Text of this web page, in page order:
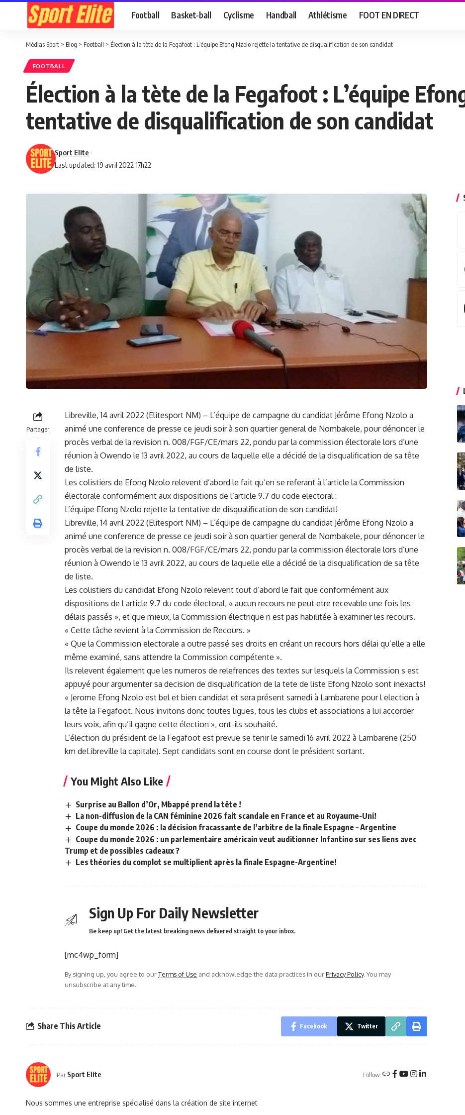
Football Basket-ball Cyclisme Handball Athlétisme FOOT EN DIRECT
Médias Sport > Blog > Football > Élection à la tète de la Fegafoot : L’équipe Efong Nzolo rejette la tentative de disqualification de son candidat
FOOTBALL
Élection à la tète de la Fegafoot : L’équipe
tentative de disqualification de son candidat
Last updated: 19 avril 2022 17h22
Sport Elite
Partager
Libreville, 14 avril 2022 (Elitesport NM) – L’équipe de campagne du candidat Jérôme Efong Nzolo a
animé une conference de presse ce jeudi soir à son quartier general de Nombakele, pour dénoncer le
procès verbal de la revision n. 008/FGF/CE/mars 22, pondu par la commission électorale lors d’une
réunion à Owendo le 13 avril 2022, au cours de laquelle elle a décidé de la disqualification de sa tête
de liste.
Les colistiers de Efong Nzolo relevent d’abord le fait qu’en se referant à l’article la Commission
électorale conformément aux dispositions de l’article 9.7 du code electoral :
L’équipe Efong Nzolo rejette la tentative de disqualification de son candidat!
Libreville, 14 avril 2022 (Elitesport NM) – L’équipe de campagne du candidat Jérôme Efong Nzolo a
animé une conference de presse ce jeudi soir à son quartier general de Nombakele, pour dénoncer le
procès verbal de la revision n. 008/FGF/CE/mars 22, pondu par la commission électorale lors d’une
réunion à Owendo le 13 avril 2022, au cours de laquelle elle a décidé de la disqualification de sa tête
de liste.
Les colistiers du candidat Efong Nzolo relevent tout d’abord le fait que conformément aux
dispositions de l article 9.7 du code électoral, « aucun recours ne peut etre recevable une fois les
délais passés », et que mieux, la Commission électrique n est pas habilitée à examiner les recours.
« Cette tâche revient à la Commission de Recours. »
« Que la Commission electorale a outre passé ses droits en créant un recours hors délai qu’elle a elle
même examiné, sans attendre la Commission compétente ».
Ils relevent également que les numeros de relefrences des textes sur lesquels la Commission s est
appuyé pour argumenter sa decision de disqualification de la tete de liste Efong Nzolo sont inexacts!
« Jerome Efong Nzolo est bel et bien candidat et sera présent samedi à Lambarene pour l election à
la tête la Fegafoot. Nous invitons donc toutes ligues, tous les clubs et associations a lui accorder
leurs voix, afin qu’il gagne cette élection », ont-ils souhaité.
L’élection du président de la Fegafoot est prevue se tenir le samedi 16 avril 2022 à Lambarene (250
km deLibreville la capitale). Sept candidats sont en course dont le président sortant.
You Might Also Like
Surprise au Ballon d’Or, Mbappé prend la tête !
La non-diffusion de la CAN féminine 2026 fait scandale en France et au Royaume-Uni!
Coupe du monde 2026 : la décision fracassante de l’arbitre de la finale Espagne – Argentine
Coupe du monde 2026 : un parlementaire américain veut auditionner Infantino sur ses liens avec
Trump et de possibles cadeaux ?
Les théories du complot se multiplient après la finale Espagne-Argentine!
Sign Up For Daily Newsletter
Be keep up! Get the latest breaking news delivered straight to your inbox.
[mc4wp_form]
By signing up, you agree to ourTerms of Use and acknowledge the data practices in ourPrivacy Policy. You may
unsubscribe at any time.
Share This Article Facebook Twitter
Par Sport Elite Follow:
Nous sommes une entreprise spécialisé dans la création de site internet